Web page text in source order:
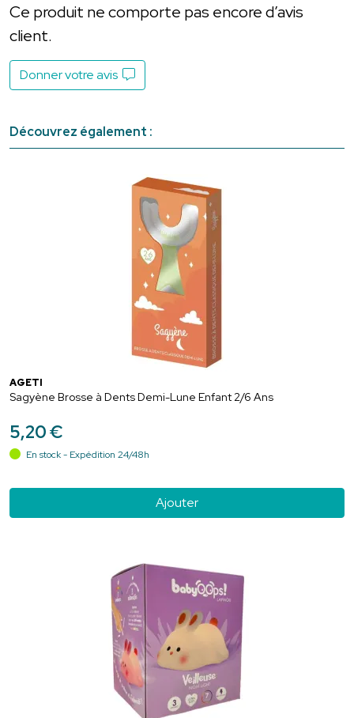
Ce produit ne comporte pas encore d’avis
client.
Donner votre avis
Découvrez également :
AGETI
Sagyène Brosse à Dents Demi-Lune Enfant 2/6 Ans
5,20€
En stock - Expédition 24/48h
Ajouter